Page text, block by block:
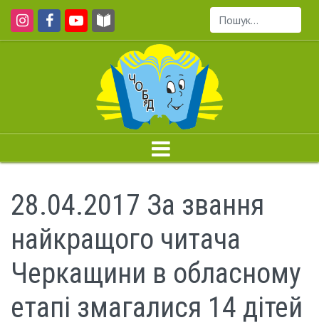
Пошук...
28.04.2017 За звання
найкращого читача
Черкащини в обласному
етапі змагалися 14 дітей